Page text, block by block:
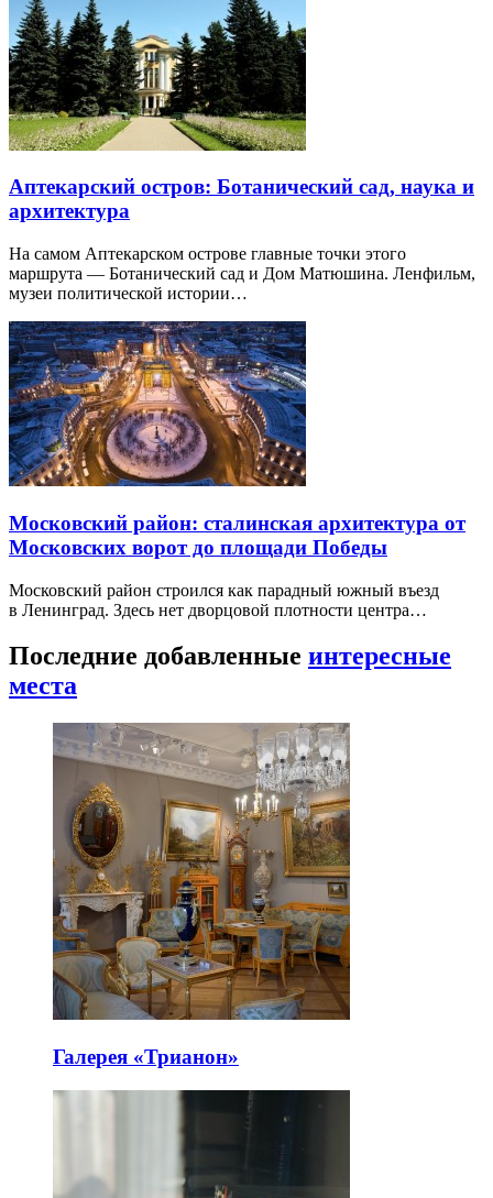
Аптекарский остров: Ботанический сад, наука и
архитектура
На самом Аптекарском острове главные точки этого
маршрута — Ботанический сад и Дом Матюшина. Ленфильм,
музеи политической истории…
Московский район: сталинская архитектура от
Московских ворот до площади Победы
Московский район строился как парадный южный въезд
в Ленинград. Здесь нет дворцовой плотности центра…
Последние добавленные интересные
места
Галерея «Трианон»